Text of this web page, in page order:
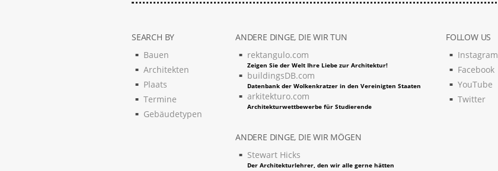
SEARCH BY
Bauen
Architekten
Plaats
Termine
Gebäudetypen
ANDERE DINGE, DIE WIR TUN
rektangulo.com
Zeigen Sie der Welt Ihre Liebe zur Architektur!
buildingsDB.com
Datenbank der Wolkenkratzer in den Vereinigten Staaten
arkitekturo.com
Architekturwettbewerbe für Studierende
ANDERE DINGE, DIE WIR MÖGEN
Stewart Hicks
Der Architekturlehrer, den wir alle gerne hätten
FOLLOW US
Instagram
Facebook
YouTube
Twitter